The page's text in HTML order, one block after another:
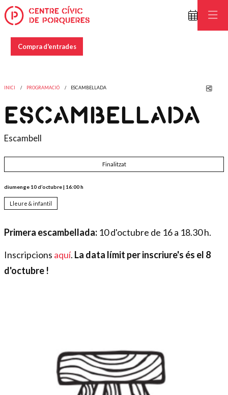
Compra d'entrades
INICI PROGRAMACIÓ ESCAMBELLADA
ESCAMBELLADA
Escambell
Finalitzat
diumenge 10 d’octubre| 16:00 h
Lleure & infantil
Primera escambellada: 10 d'octubre de 16 a 18.30 h.
Inscripcions aquí. La data límit per inscriure's és el 8
d'octubre !